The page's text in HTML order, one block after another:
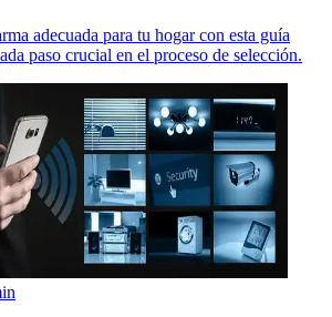
adecuada para tu hogar con esta guía
paso crucial en el proceso de selección.